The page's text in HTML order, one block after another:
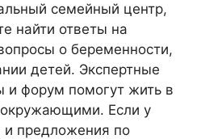
семейный центр,
найти ответы на
о беременности,
детей. Экспертные
и форум помогут жить в
Если у
и предложения по